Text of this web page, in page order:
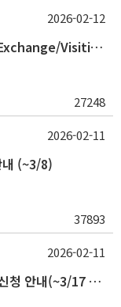
Seoul National University Student Exchange/Visiting Program Guideline (Fall 2026 Admission) / 2026학년도 2학기 국제교환방문학생 프로그램 선발 절차 안
27248
2026-02-12
내 (~3/8)
37893
2026-02-11
2026-1학기 국가근로장학사업 2차 학생 신청 안내(~3/17 18:00)
2026-02-11